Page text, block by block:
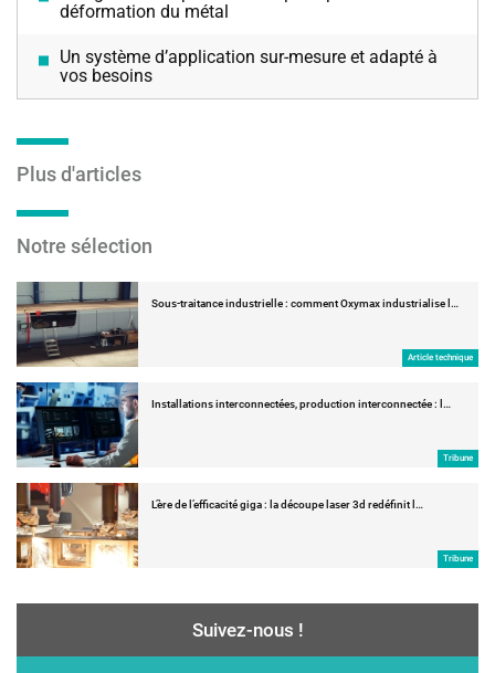
déformation du métal
Un système d’application sur-mesure et adapté à
vos besoins
Plus d'articles
Notre sélection
Sous-traitance industrielle : comment Oxymax industrialise l…
Article technique
Installations interconnectées, production interconnectée : l…
Tribune
L’ère de l’efficacité giga : la découpe laser 3d redéfinit l…
Tribune
Suivez-nous !